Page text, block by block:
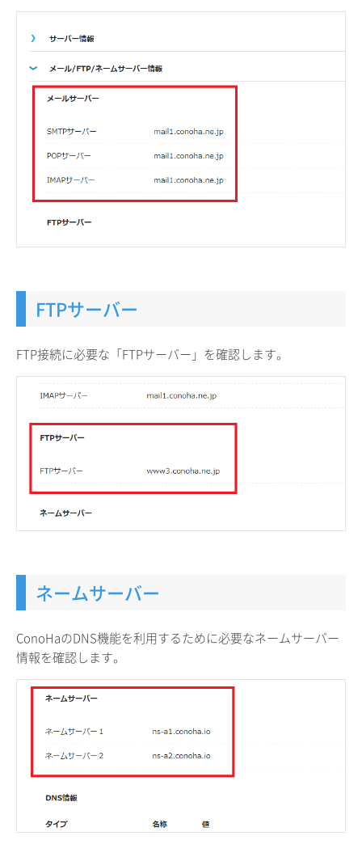
FTPサーバー
FTP接続に必要な「FTPサーバー」を確認します。
ネームサーバー
ConoHaのDNS機能を利用するために必要なネームサーバー
情報を確認します。